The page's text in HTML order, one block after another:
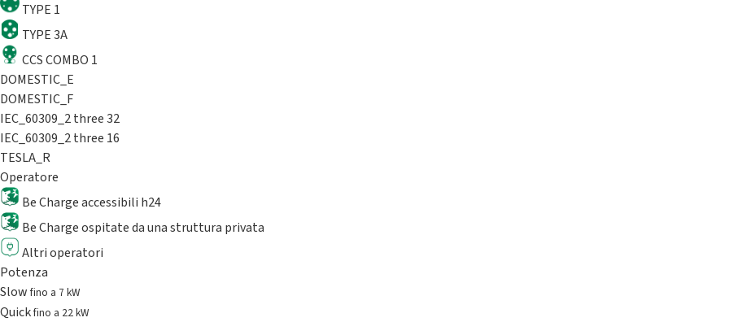
TYPE 1
TYPE 3A
CCS COMBO 1
DOMESTIC_E
DOMESTIC_F
IEC_60309_2 three 32
IEC_60309_2 three 16
TESLA_R
Operatore
Be Charge accessibili h24
Be Charge ospitate da una struttura privata
Altri operatori
Potenza
Slowfino a 7 kW
Quickfino a 22 kW